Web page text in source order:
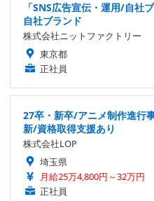
「SNS広告宣伝・運用/自社
自社ブランド
株式会社ニットファクトリー
東京都
正社員
27卒・新卒/アニメ制作進行
新/資格取得支援あり
株式会社LOP
埼玉県
月給25万4,800円～32万円
正社員